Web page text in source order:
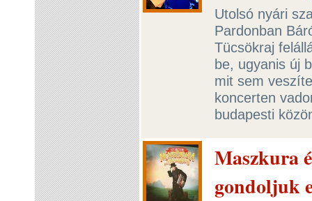
Utolsó nyári
Pardonban
Tücsökraj
be, ugyanis új
mit sem
koncerten
budapesti
Maszkura
gondoljuk